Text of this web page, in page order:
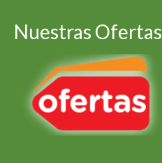
Nuestras Ofertas